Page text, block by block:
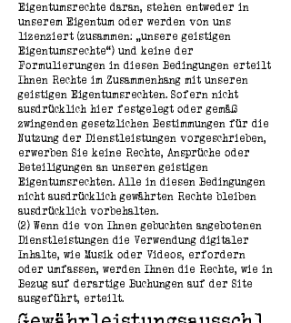
Eigentumsrechte daran, stehen entweder in
unserem Eigentum oder werden von uns
lizenziert (zusammen: „unsere geistigen
Eigentumsrechte“) und keine der
Formulierungen in diesen Bedingungen erteilt
Ihnen Rechte im Zusammenhang mit unseren
geistigen Eigentumsrechten. Sofern nicht
ausdrücklich hier festgelegt oder gemäß
zwingenden gesetzlichen Bestimmungen für die
Nutzung der Dienstleistungen vorgeschrieben,
erwerben Sie keine Rechte, Ansprüche oder
Beteiligungen an unseren geistigen
Eigentumsrechten. Alle in diesen Bedingungen
nicht ausdrücklich gewährten Rechte bleiben
ausdrücklich vorbehalten.
(2) Wenn die von Ihnen gebuchten angebotenen
Dienstleistungen die Verwendung digitaler
Inhalte, wie Musik oder Videos, erfordern
oder umfassen, werden Ihnen die Rechte, wie in
Bezug auf derartige Buchungen auf der Site
ausgeführt, erteilt.